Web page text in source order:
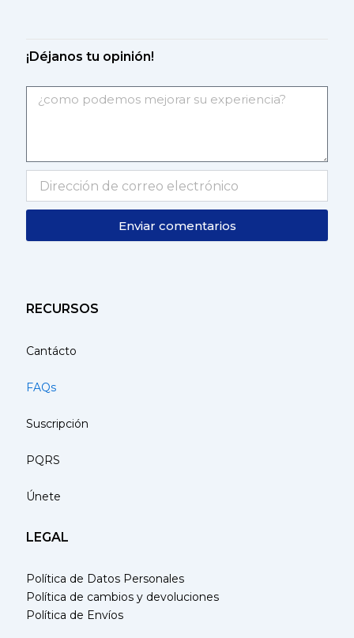
¡Déjanos tu opinión!
Enviar comentarios
RECURSOS
Cantácto
FAQs
Suscripción
PQRS
Únete
LEGAL
Política de Datos Personales
Política de cambios y devoluciones
Política de Envíos